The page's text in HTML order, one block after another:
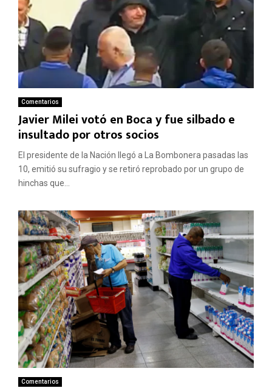
Comentarios
Javier Milei votó en Boca y fue silbado e
insultado por otros socios
El presidente de la Nación llegó a La Bombonera pasadas las
10, emitió su sufragio y se retiró reprobado por un grupo de
hinchas que...
Comentarios